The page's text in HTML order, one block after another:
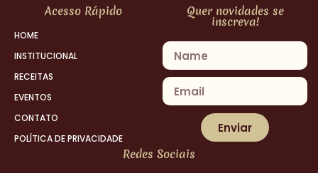
Acesso Rápido
HOME
INSTITUCIONAL
RECEITAS
EVENTOS
CONTATO
POLÍTICA DE PRIVACIDADE
Quer novidades se
inscreva!
Enviar
Redes Sociais